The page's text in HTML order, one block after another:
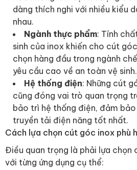
dàng thích nghi với nhiều kiểu
nhau.
Ngành thực phẩm: Tính
sinh của inox khiến cho cút
chọn hàng đầu trong ngành
yêu cầu cao về an toàn vệ sinh.
Hệ thống điện: Những cút
cũng đóng vai trò quan trọng
bảo trì hệ thống điện, đảm
truyền tải điện năng tốt nhất.
Cách lựa chọn cút góc inox phù
Điều quan trọng là phải lựa chọn
với từng ứng dụng cụ thể: